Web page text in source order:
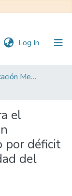
Log In (current)
Maestría en Educación Mención en Pedagogía en Entornos Digitales
el
por déficit
del